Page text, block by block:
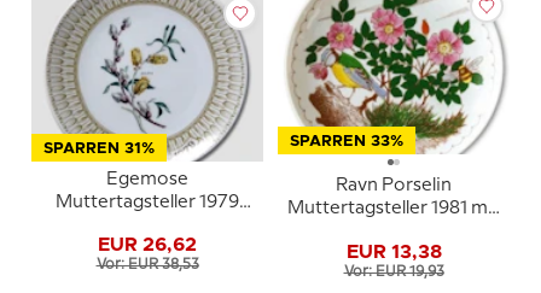
SPARREN 31%
Egemose
Muttertagsteller 1979
EUR 26,62
Vor: EUR 38,53
SPARREN 33%
Ravn Porselin
Muttertagsteller 1981 mit
EUR 13,38
Vor: EUR 19,93